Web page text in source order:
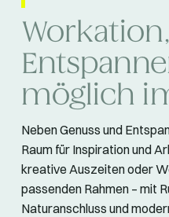
möglich
Neben Genuss und
Raum für Inspiration und
kreative Auszeiten oder
passenden Rahmen – mit
Naturanschluss und